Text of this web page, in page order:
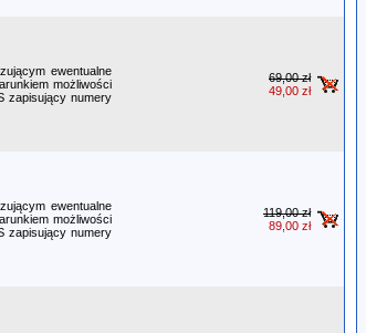
ewentualne
możliwości
zapisujący numery
69,00 zł
49,00 zł
ewentualne
możliwości
zapisujący numery
119,00 zł
89,00 zł